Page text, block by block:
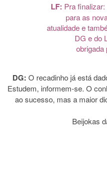
LF: Pra
para as
atualidade e
DG e do
obrigada
DG: O recadinho já está
Estudem, informem-se. O
ao sucesso, mas a maior
Beijokas